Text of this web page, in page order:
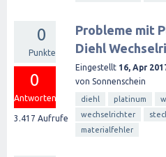
0
Punkte
0
Antworten
3.417 Aufrufe
Probleme mit
Diehl
Eingestellt 16, Apr
von Sonnenschein
diehl platinum
wechselrichter
materialfehler